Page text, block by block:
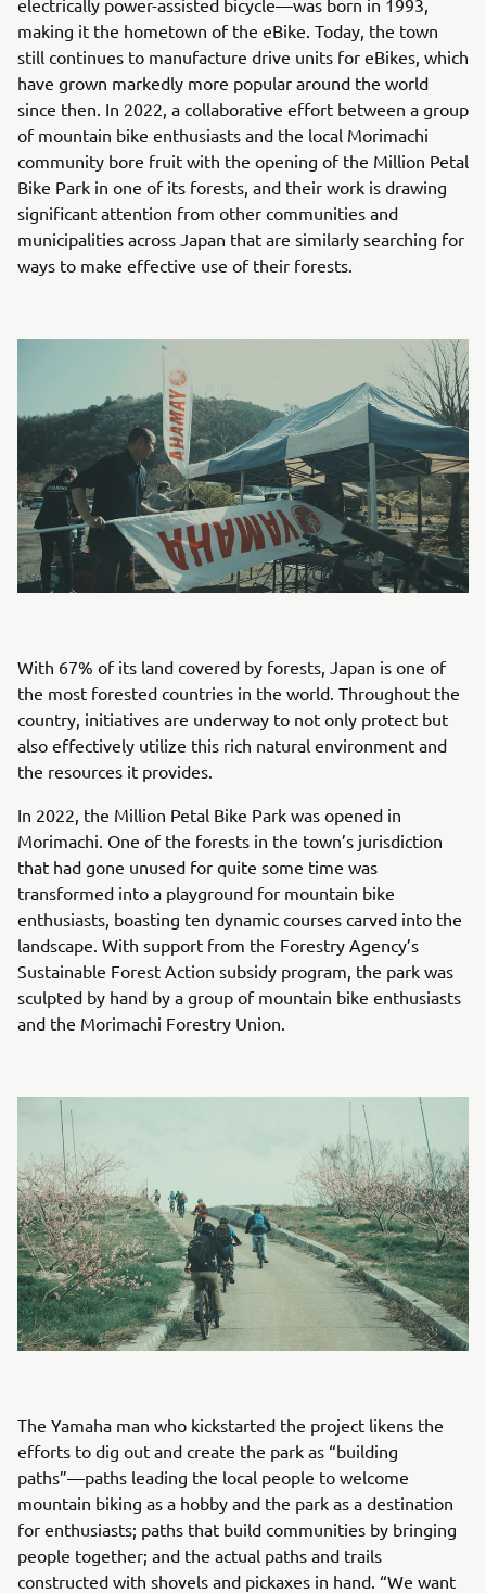
making it the hometown of the eBike. Today, the town
still continues to manufacture drive units for eBikes, which
have grown markedly more popular around the world
since then. In 2022, a collaborative effort between a group
of mountain bike enthusiasts and the local Morimachi
community bore fruit with the opening of the Million Petal
Bike Park in one of its forests, and their work is drawing
significant attention from other communities and
municipalities across Japan that are similarly searching for
ways to make effective use of their forests.
With 67% of its land covered by forests, Japan is one of
the most forested countries in the world. Throughout the
country, initiatives are underway to not only protect but
also effectively utilize this rich natural environment and
the resources it provides.
In 2022, the Million Petal Bike Park was opened in
Morimachi. One of the forests in the town’s jurisdiction
that had gone unused for quite some time was
transformed into a playground for mountain bike
enthusiasts, boasting ten dynamic courses carved into the
landscape. With support from the Forestry Agency’s
Sustainable Forest Action subsidy program, the park was
sculpted by hand by a group of mountain bike enthusiasts
and the Morimachi Forestry Union.
The Yamaha man who kickstarted the project likens the
efforts to dig out and create the park as “building
paths”—paths leading the local people to welcome
mountain biking as a hobby and the park as a destination
for enthusiasts; paths that build communities by bringing
people together; and the actual paths and trails
constructed with shovels and pickaxes in hand. “We want